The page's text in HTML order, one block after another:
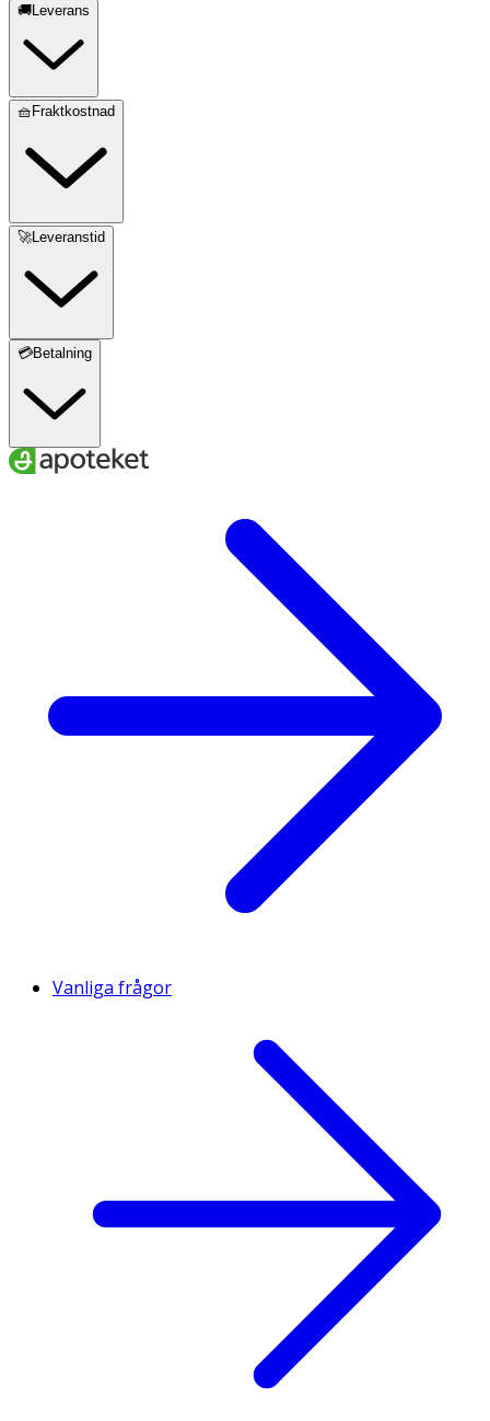
🚚Leverans
🧺Fraktkostnad
🚀Leveranstid
💳Betalning
Vanliga frågor